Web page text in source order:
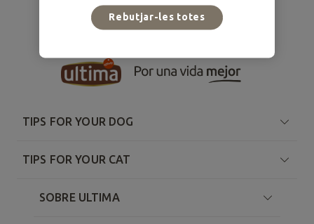
TIPS FOR YOUR DOG
TIPS FOR YOUR CAT
SOBRE ULTIMA
Rebutjar-les totes